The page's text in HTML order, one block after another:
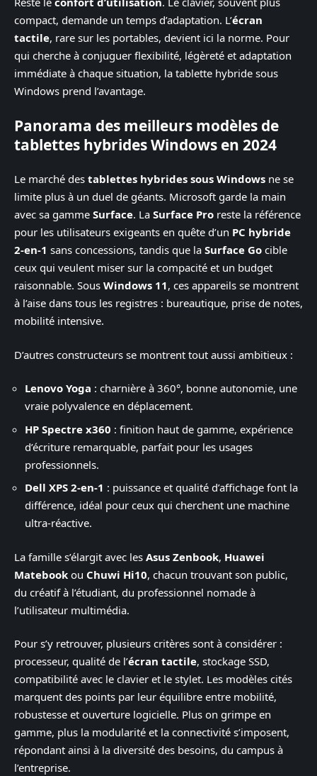
compact, demande un temps d’adaptation. L’écran
tactile, rare sur les portables, devient ici la norme. Pour
qui cherche à conjuguer flexibilité, légèreté et adaptation
immédiate à chaque situation, la tablette hybride sous
Windows prend l’avantage.
Panorama des meilleurs modèles de
tablettes hybrides Windows en 2024
Le marché des tablettes hybrides sous Windows ne se
limite plus à un duel de géants. Microsoft garde la main
avec sa gamme Surface. La Surface Pro reste la référence
pour les utilisateurs exigeants en quête d’un PC hybride
2-en-1 sans concessions, tandis que la Surface Go cible
ceux qui veulent miser sur la compacité et un budget
raisonnable. Sous Windows 11, ces appareils se montrent
à l’aise dans tous les registres : bureautique, prise de notes,
mobilité intensive.
D’autres constructeurs se montrent tout aussi ambitieux :
Lenovo Yoga : charnière à 360°, bonne autonomie, une
vraie polyvalence en déplacement.
HP Spectre x360 : finition haut de gamme, expérience
d’écriture remarquable, parfait pour les usages
professionnels.
Dell XPS 2-en-1 : puissance et qualité d’affichage font la
différence, idéal pour ceux qui cherchent une machine
ultra-réactive.
La famille s’élargit avec les Asus Zenbook, Huawei
Matebook ou Chuwi Hi10, chacun trouvant son public,
du créatif à l’étudiant, du professionnel nomade à
l’utilisateur multimédia.
Pour s’y retrouver, plusieurs critères sont à considérer :
processeur, qualité de l’écran tactile, stockage SSD,
compatibilité avec le clavier et le stylet. Les modèles cités
marquent des points par leur équilibre entre mobilité,
robustesse et ouverture logicielle. Plus on grimpe en
gamme, plus la modularité et la connectivité s’imposent,
répondant ainsi à la diversité des besoins, du campus à
l’entreprise.